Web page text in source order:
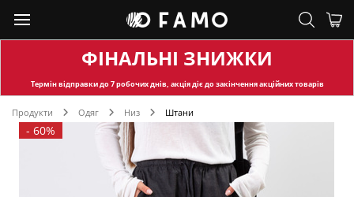
ФІНАЛЬНІ ЗНИЖКИ
Термін відправкидо 7 робочих днів, акція діє до закінчення акційних товарів
Продукти Одяг Низ Штани
- 60%